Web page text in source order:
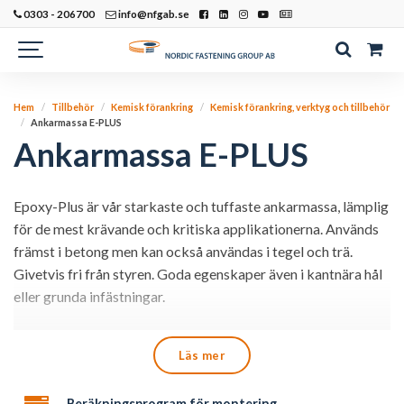
0303 - 206700 info@nfgab.se
Hem Tillbehör Kemisk förankring
Kemisk förankring, verktyg och tillbehör
Ankarmassa E-PLUS
Ankarmassa E-PLUS
Epoxy-Plus är vår starkaste och tuffaste ankarmassa, lämplig
för de mest krävande och kritiska applikationerna.Används
främst i betong men kan också användas i tegel och trä.
Givetvis fri från styren.Goda egenskaper även i kantnära hål
eller grunda infästningar.
Kärt barn har många namn och därför kallas Ankarmassa
ibland även för Kemankare, Kemmassa och
Läs mer